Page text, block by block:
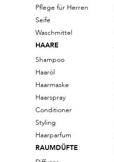
Pflege für Herren
Seife
Waschmittel
HAARE
Shampoo
Haaröl
Haarmaske
Haarspray
Conditioner
Styling
Haarparfum
RAUMDÜFTE